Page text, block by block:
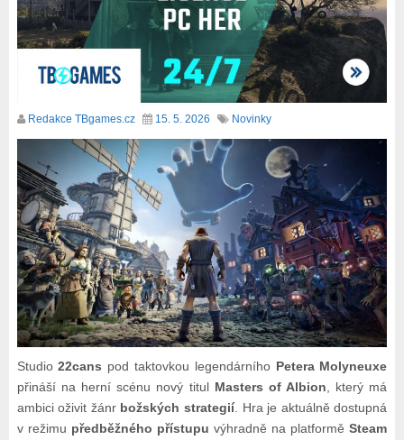
Redakce TBgames.cz 15. 5. 2026 Novinky
Studio22cans pod taktovkou legendárního Petera Molyneuxe
přináší na herní scénu nový titul Masters of Albion , který má
ambici oživit žánr božských strategií. Hra je aktuálně dostupná
v režimu předběžného přístupu výhradně na platforměSteam